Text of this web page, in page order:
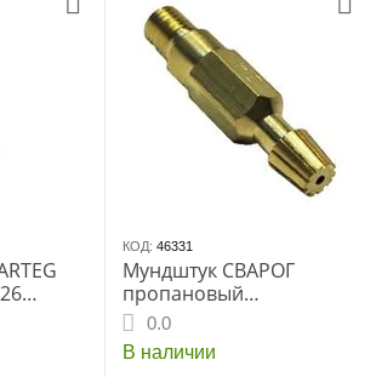
32)
КОД: 46331
Мундштук СВАРОГ
пропановый
внутренний №1
(РЗП-02М РЗП-02М-У
РЗП-22-Р РЗП-22Р-У)
0.0
В наличии